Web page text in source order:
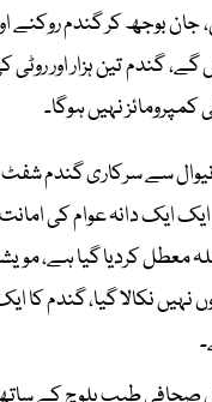
جان بوجھ کر گندم روکنے
گندم تین ہزار اور
نہیں ہوگا۔
سے سرکاری گندم
ایک دانہ عوام کی
معطل کردیا گیا ہے،
نہیں نکالا گیا، گندم کا